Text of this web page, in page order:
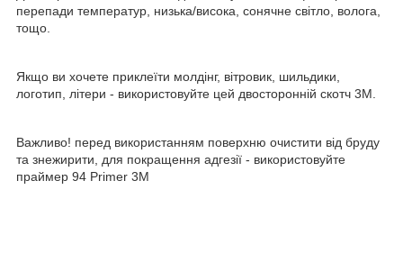
перепади температур, низька/висока, сонячне світло, волога,
тощо.
Якщо ви хочете приклеїти молдінг, вітровик, шильдики,
логотип, літери - використовуйте цей двосторонній скотч 3М.
Важливо! перед використанням поверхню очистити від бруду
та знежирити, для покращення адгезії - використовуйте
праймер 94 Primer 3M